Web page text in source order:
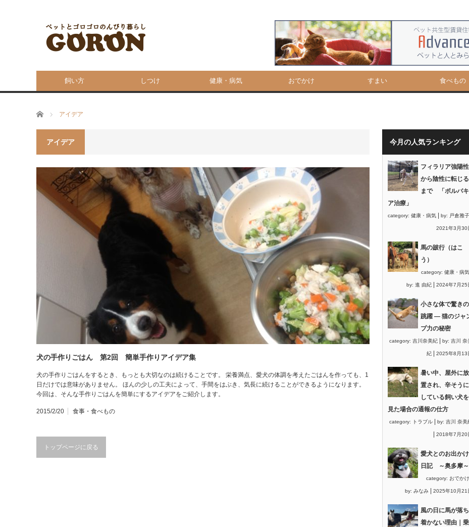
飼い方 しつけ 健康・病気 おでかけ すまい 食べもの
ホーム アイデア
アイデア
犬の手作りごはん 第2回 簡単手作りアイデア集
犬の手作りごはんをするとき、もっとも大切なのは続けることです。 栄養満点、愛犬の体調を考えたごはんを作っても、1
日だけでは意味がありません。 ほんの少しの工夫によって、手間をはぶき、気長に続けることができるようになります。
今回は、そんな手作りごはんを簡単にするアイデアをご紹介します。
2015/2/20 食事・食べもの
トップページに戻る
今月の人気ランキング
フィラリア強陽性
から陰性に転じる
まで 「ボルバキ
ア治療」
category: 健康・病気 by: 戸倉雅子
2021年3月30
馬の跛行（はこ
う）
category: 健康・病気
by: 進 由紀 2024年7月25
小さな体で驚きの
跳躍 ― 猫のジャ
プ力の秘密
category: 吉川奈美紀 by: 吉川 奈
紀 2025年8月13
暑い中、屋外に放
置され、辛そうに
している飼い犬を
見た場合の通報の仕方
category: トラブル by: 吉川 奈美
2018年7月20
愛犬とのお出かけ
日記 ～奥多摩～
category: おでかけ
by: みなみ 2025年10月21
風の日に馬が落ち
着かない理由｜乗